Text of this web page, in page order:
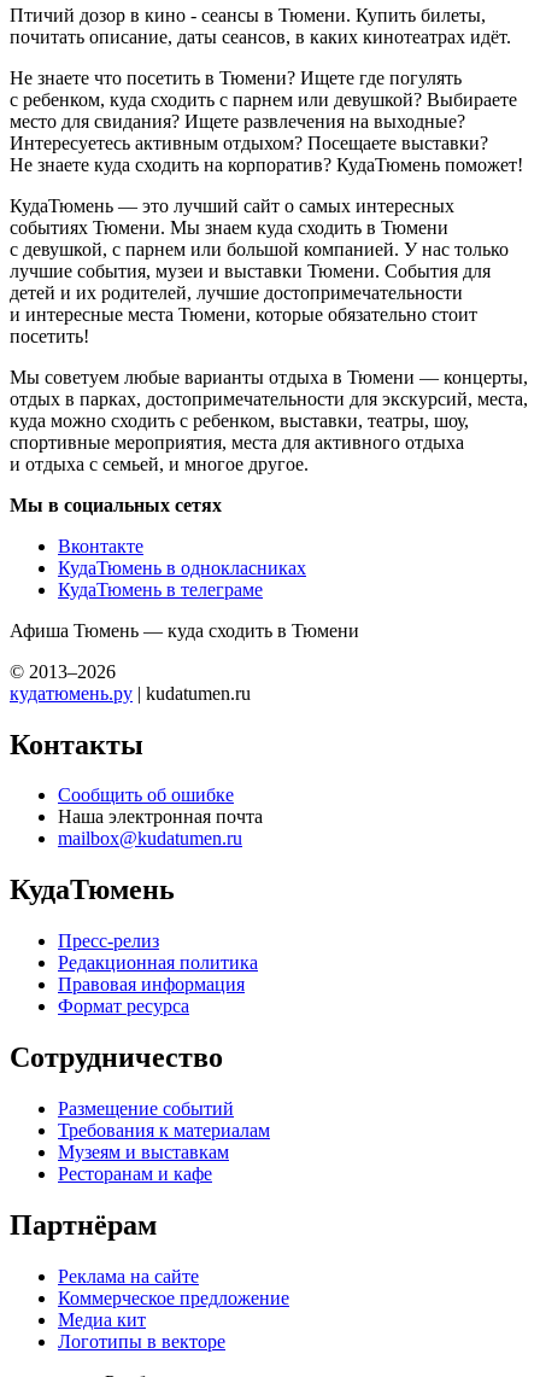
Птичий дозор в кино - сеансы в Тюмени. Купить билеты,
почитать описание, даты сеансов, в каких кинотеатрах идёт.
Не знаете что посетить в Тюмени? Ищете где погулять
с ребенком, куда сходить с парнем или девушкой? Выбираете
место для свидания? Ищете развлечения на выходные?
Интересуетесь активным отдыхом? Посещаете выставки?
Не знаете куда сходить на корпоратив? КудаТюмень поможет!
КудаТюмень — это лучший сайт о самых интересных
событиях Тюмени. Мы знаем куда сходить в Тюмени
с девушкой, с парнем или большой компанией. У нас только
лучшие события, музеи и выставки Тюмени. События для
детей и их родителей, лучшие достопримечательности
и интересные места Тюмени, которые обязательно стоит
посетить!
Мы советуем любые варианты отдыха в Тюмени — концерты,
отдых в парках, достопримечательности для экскурсий, места,
куда можно сходить с ребенком, выставки, театры, шоу,
спортивные мероприятия, места для активного отдыха
и отдыха с семьей, и многое другое.
Мы в социальных сетях
Вконтакте
КудаТюмень в однокласниках
КудаТюмень в телеграме
Афиша Тюмень — куда сходить в Тюмени
© 2013–2026
кудатюмень.ру | kudatumen.ru
Контакты
Сообщить об ошибке
Наша электронная почта
mailbox@kudatumen.ru
КудаТюмень
Пресс-релиз
Редакционная политика
Правовая информация
Формат ресурса
Сотрудничество
Размещение событий
Требования к материалам
Музеям и выставкам
Ресторанам и кафе
Партнёрам
Реклама на сайте
Коммерческое предложение
Медиа кит
Логотипы в векторе